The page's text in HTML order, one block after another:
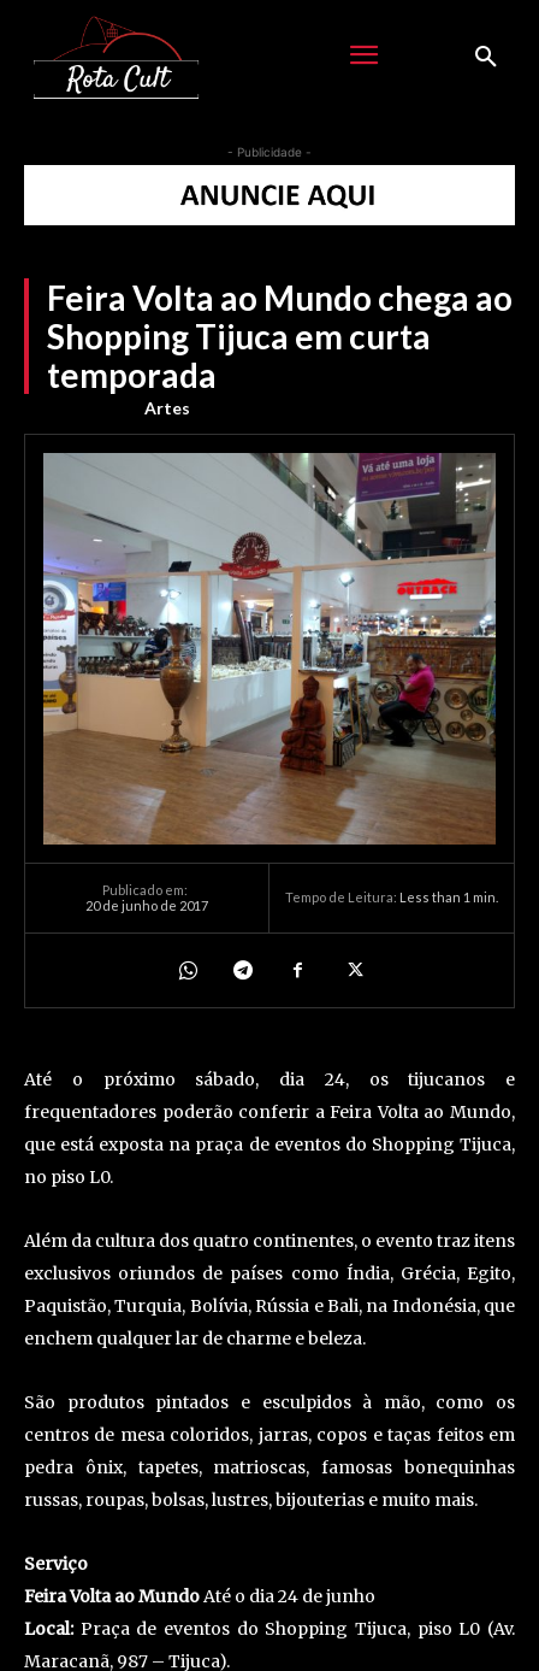
- Publicidade -
Feira Volta ao Mundo chega ao
Shopping Tijuca em curta
temporada
Artes
Publicado em:
20 de junho de 2017
Tempo de Leitura: Less than 1 min.
Até o próximo sábado, dia 24, os tijucanos e
frequentadores poderão conferir a Feira Volta ao Mundo,
que está exposta na praça de eventos do Shopping Tijuca,
no piso L0.
Além da cultura dos quatro continentes, o evento traz itens
exclusivos oriundos de países como Índia, Grécia, Egito,
Paquistão, Turquia, Bolívia, Rússia e Bali, na Indonésia, que
enchem qualquer lar de charme e beleza.
São produtos pintados e esculpidos à mão, como os
centros de mesa coloridos, jarras, copos e taças feitos em
pedra ônix, tapetes, matrioscas, famosas bonequinhas
russas, roupas, bolsas, lustres, bijouterias e muito mais.
Serviço
Feira Volta ao MundoAté o dia 24 de junho
Local:Praça de eventos do Shopping Tijuca, piso L0 (Av.
Maracanã, 987 – Tijuca).